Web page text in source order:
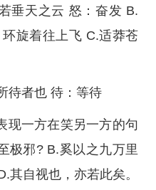
垂天之云 怒：奋发 B.
旋着往上飞 C.适莽苍
待者也 待：等待
现一方在笑另一方的句
极邪? B.奚以之九万里
其自视也，亦若此矣。